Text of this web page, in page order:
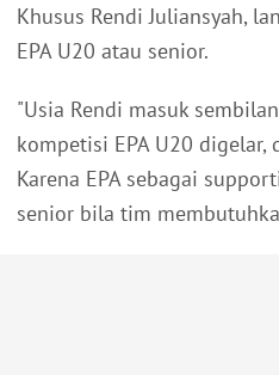
Khusus Rendi Juliansyah,
EPA U20 atau senior.
"Usia Rendi masuk
kompetisi EPA U20
Karena EPA sebagai
senior bila tim